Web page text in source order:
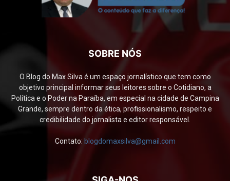
SOBRE NÓS
O Blog do Max Silva é um espaço jornalístico que tem como
objetivo principal informar seus leitores sobre o Cotidiano, a
Política e o Poder na Paraíba, em especial na cidade de Campina
Grande, sempre dentro da ética, profissionalismo, respeito e
credibilidade do jornalista e editor responsável.
Contato: blogdomaxsilva@gmail.com